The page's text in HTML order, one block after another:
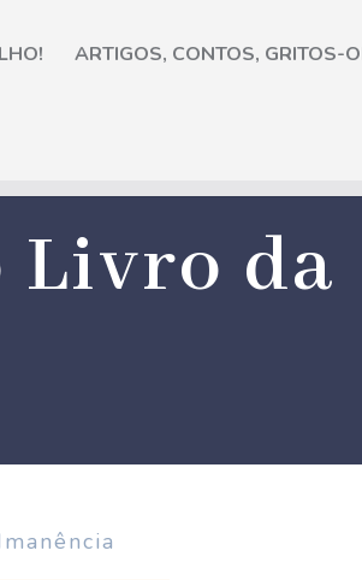
ARTIGOS, CONTOS, GRITOS-
Livro da